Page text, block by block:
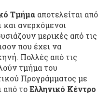
Τμήμα αποτελείται από
και ανερχόμενοι
μερικές από τις
που έχει να
Πολλές από τις
τμήμα του
Προγράμματος με
από τοΕλληνικό Κέντρο